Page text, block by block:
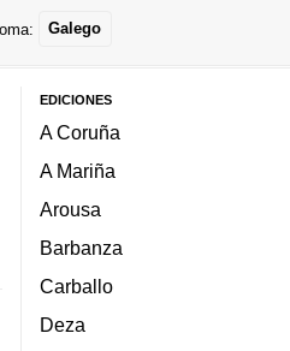
Galego
EDICIONES
A Coruña
A Mariña
Arousa
Barbanza
Carballo
Deza